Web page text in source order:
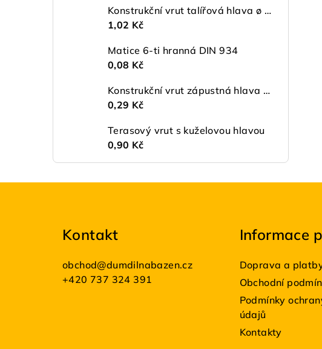
Konstrukční vrut talířová hlava ø 5 TX25 ZŽ
1,02 Kč
Matice 6-ti hranná DIN 934
0,08 Kč
Konstrukční vrut zápustná hlava ø 4,5 TX20 ZŽ
0,29 Kč
Terasový vrut s kuželovou hlavou
0,90 Kč
Kontakt
obchod@dumdilnabazen.cz
+420 737 324 391
Informace
Doprava a
Obchodní
Podmínky
údajů
Kontakty